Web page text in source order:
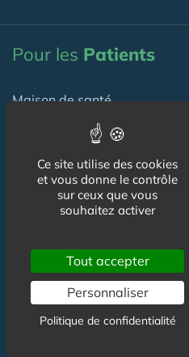
Pour les Patients
Maison de santé
Maison de santé
Centre de Santé
Pôle de Santé
Maison de naissance
Centre de Soins et de
Communauté
Ce site utilise des cookies
et vous donne le contrôle
sur ceux que vous
souhaitez activer
Tout accepter
Personnaliser
Politique de confidentialité